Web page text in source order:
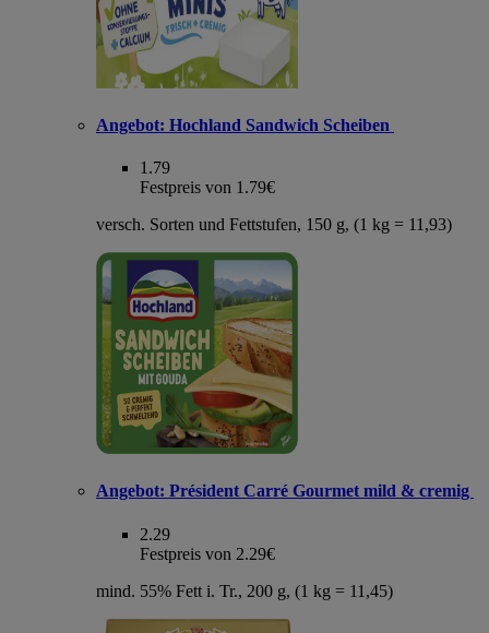
Angebot: Hochland Sandwich Scheiben
1.79
Festpreis von 1.79€
versch. Sorten und Fettstufen, 150 g, (1 kg = 11,93)
Angebot: Président Carré Gourmet mild & cremig
2.29
Festpreis von 2.29€
mind. 55% Fett i. Tr., 200 g, (1 kg = 11,45)